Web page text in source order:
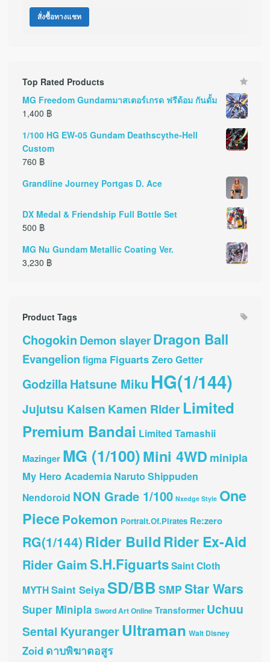
สั่งซื้อทางแชท
Top Rated Products
MG Freedom Gundamมาสเตอร์เกรด ฟรีด้อม กันดั้ม
1,400 ฿
1/100 HG EW-05 Gundam Deathscythe-Hell
Custom
760 ฿
Grandline Journey Portgas D. Ace
DX Medal & Friendship Full Bottle Set
500 ฿
MG Nu Gundam Metallic Coating Ver.
3,230 ฿
Product Tags
Chogokin Demon slayerDragon Ball
Evangelion figma Figuarts ZeroGetter
GodzillaHatsune Miku HG(1/144)
Jujutsu Kaisen Kamen Rider Limited
Premium Bandai Limited Tamashii
Mazinger MG (1/100)Mini 4WD minipla
My Hero Academia Naruto Shippuden
Nendoroid NON Grade 1/100 Nxedge Style One
PiecePokemon Portrait.Of.Pirates Re:zero
RG(1/144)Rider BuildRider Ex-Aid
Rider GaimS.H.FiguartsSaint Cloth
MYTHSaint SeiyaSD/BB SMPStar Wars
Super Minipla Sword Art Online Transformer Uchuu
Sentai KyurangerUltraman Walt Disney
Zoid ดาบพิฆาตอสูร